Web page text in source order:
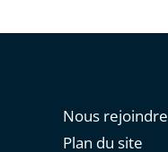
Nous rejoindre
Plan du site